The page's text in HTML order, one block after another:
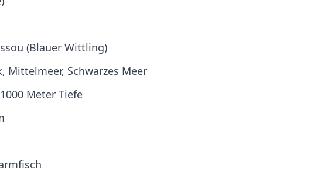
(Blauer Wittling)
Mittelmeer, Schwarzes Meer
Meter Tiefe